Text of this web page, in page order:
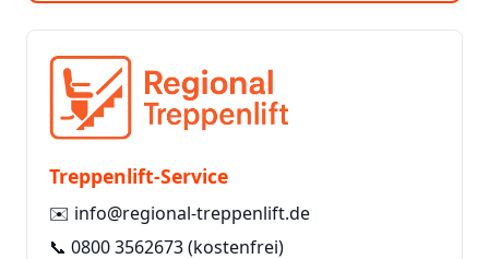
Treppenlift-Service
✉️ info@regional-treppenlift.de
📞 0800 3562673(kostenfrei)